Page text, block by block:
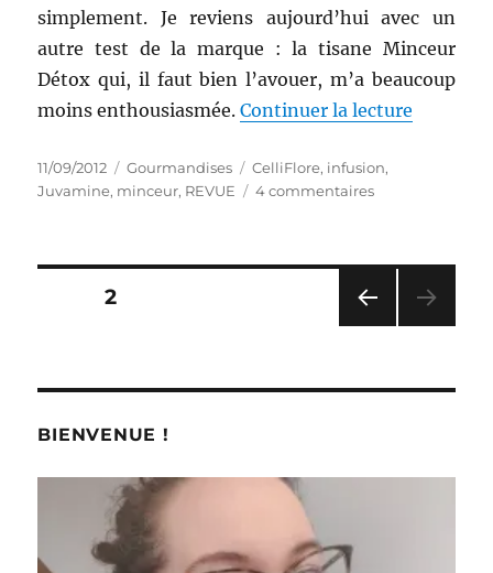
simplement. Je reviens aujourd’hui avec un
autre test de la marque : la tisane Minceur
Détox qui, il faut bien l’avouer, m’a beaucoup
moins enthousiasmée.Continuer la lecture
Publié
le
11/09/2012 Catégories
Gourmandises Étiquettes
CelliFlore, infusion,
Juvamine, minceur, REVUE 4 commentairessur
Minceur
Celliflore
Pagination
publications
CÉD
PAGE2
BIENVENUE !